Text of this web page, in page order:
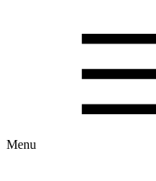
Menu